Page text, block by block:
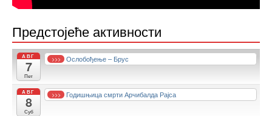
Предстојеће активности
АВГ
7
Пет
>>> Ослобођење – Брус
АВГ
8
Суб
>>> Годишњица смрти Арчибалда Рајса